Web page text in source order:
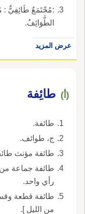
:مُجْتَمَعٌ طَائِفِيٌّ :
الطَّوَائِفُ.
عرض المزيد
(أ) طائِفة
طائفة.
ج، طوائف.
طائفة مؤنث
طائفة جماعة
رأي واحد.
طائفة قطعة
من الليل ].